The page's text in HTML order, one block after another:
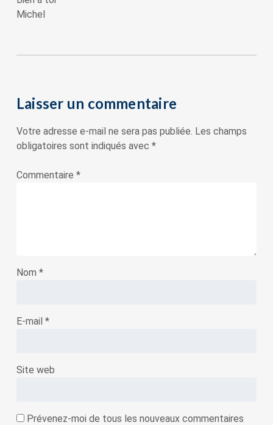
Michel
Laisser un commentaire
Votre adresse e-mail ne sera pas publiée. Les champs
obligatoires sont indiqués avec *
Commentaire *
Nom *
E-mail *
Site web
Prévenez-moi de tous les nouveaux commentaires